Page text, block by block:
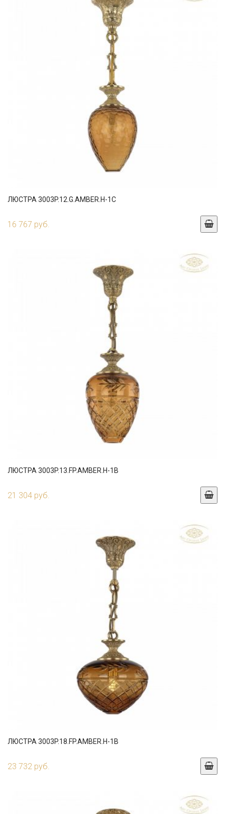
ЛЮСТРА 3003P.12.G.AMBER.H-1C
16 767 руб.
ЛЮСТРА 3003P.13.FP.AMBER.H-1B
21 304 руб.
ЛЮСТРА 3003P.18.FP.AMBER.H-1B
23 732 руб.